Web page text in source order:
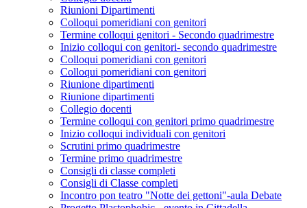
Riunioni Dipartimenti
Colloqui pomeridiani con genitori
Termine colloqui genitori - Secondo quadrimestre
Inizio colloqui con genitori- secondo quadrimestre
Colloqui pomeridiani con genitori
Colloqui pomeridiani con genitori
Riunione dipartimenti
Riunione dipartimenti
Collegio docenti
Termine colloqui con genitori primo quadrimestre
Inizio colloqui individuali con genitori
Scrutini primo quadrimestre
Termine primo quadrimestre
Consigli di classe completi
Consigli di Classe completi
Incontro pon teatro "Notte dei gettoni"-aula Debate